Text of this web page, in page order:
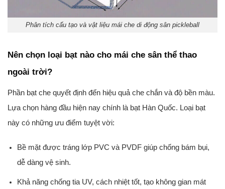
Phân tích cấu tạo và vật liệu mái che di động sân pickleball
Nên chọn loại bạt nào cho mái che sân thể thao
ngoài trời?
Phần bạt che quyết định đến hiệu quả che chắn và độ bền màu.
Lựa chọn hàng đầu hiện nay chính là bạt Hàn Quốc. Loại bạt
này có những ưu điểm tuyệt vời:
Bề mặt được tráng lớp PVC và PVDF giúp chống bám bụi,
dễ dàng vệ sinh.
Khả năng chống tia UV, cách nhiệt tốt, tạo không gian mát